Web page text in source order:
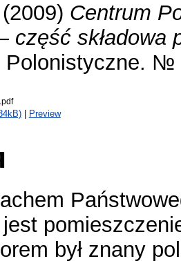
(2009) Centrum
składowa
Polonistyczne. №
| Preview
był znany